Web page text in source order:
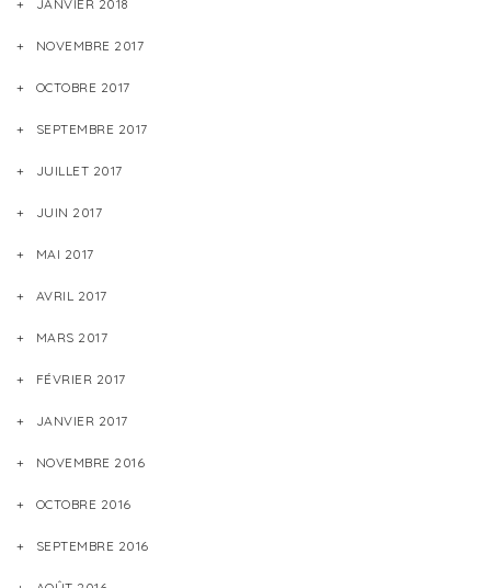
JANVIER 2018
NOVEMBRE 2017
OCTOBRE 2017
SEPTEMBRE 2017
JUILLET 2017
JUIN 2017
MAI 2017
AVRIL 2017
MARS 2017
FÉVRIER 2017
JANVIER 2017
NOVEMBRE 2016
OCTOBRE 2016
SEPTEMBRE 2016